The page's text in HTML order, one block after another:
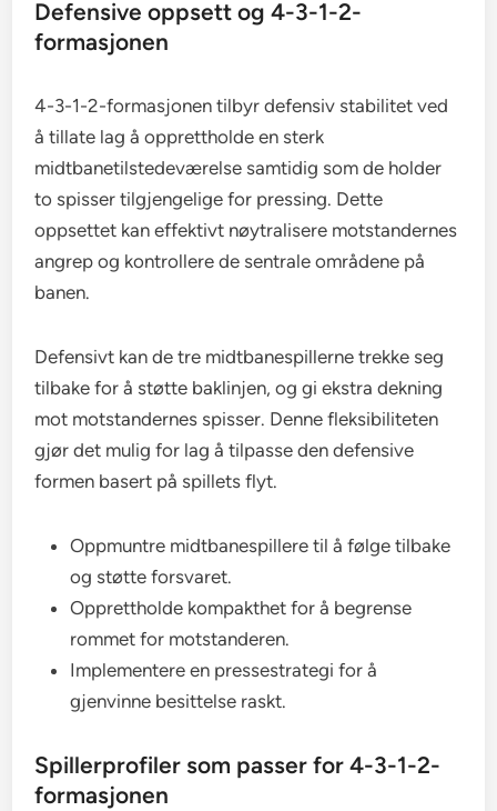
Defensive oppsett og 4-3-1-2-
formasjonen
4-3-1-2-formasjonen tilbyr defensiv stabilitet ved
å tillate lag å opprettholde en sterk
midtbanetilstedeværelse samtidig som de holder
to spisser tilgjengelige for pressing. Dette
oppsettet kan effektivt nøytralisere motstandernes
angrep og kontrollere de sentrale områdene på
banen.
Defensivt kan de tre midtbanespillerne trekke seg
tilbake for å støtte baklinjen, og gi ekstra dekning
mot motstandernes spisser. Denne fleksibiliteten
gjør det mulig for lag å tilpasse den defensive
formen basert på spillets flyt.
Oppmuntre midtbanespillere til å følge tilbake
og støtte forsvaret.
Opprettholde kompakthet for å begrense
rommet for motstanderen.
Implementere en pressestrategi for å
gjenvinne besittelse raskt.
Spillerprofiler som passer for 4-3-1-2-
formasjonen